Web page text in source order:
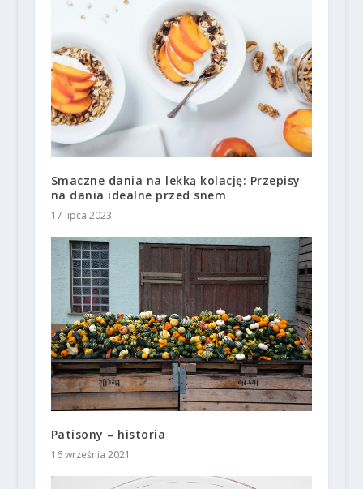
Smaczne dania na lekką kolację: Przepisy
na dania idealne przed snem
17 lipca 2023
Patisony – historia
16 września 2021